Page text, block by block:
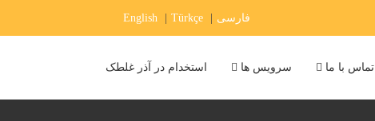
فارسی Türkçe
English
تماس با ما سرویس ها استخدام در آذر غلطک